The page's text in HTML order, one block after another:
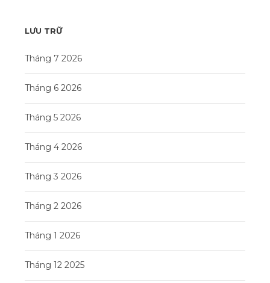
LƯU TRỮ
Tháng 7 2026
Tháng 6 2026
Tháng 5 2026
Tháng 4 2026
Tháng 3 2026
Tháng 2 2026
Tháng 1 2026
Tháng 12 2025